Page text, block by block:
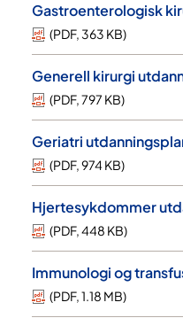
Gastroenterologisk
(PDF, 363 KB)
Generell kirurgi
(PDF,797 KB)
Geriatri
(PDF,974 KB)
Hjertesykdommer
(PDF,448 KB)
Immunologi og
(PDF,1.18 MB)